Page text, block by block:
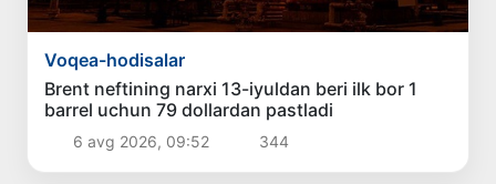
Voqea-hodisalar
Brent neftining narxi 13-iyuldan beri ilk bor 1
barrel uchun 79 dollardan pastladi
6 avg 2026, 09:52 344